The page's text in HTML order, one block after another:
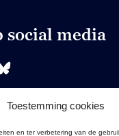
Toestemming cookies
en ter verbetering van de
social media